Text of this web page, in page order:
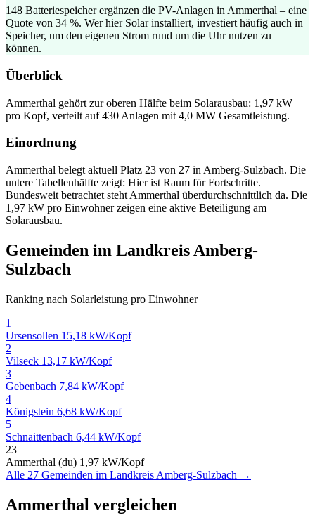
148 Batteriespeicher ergänzen die PV-Anlagen in Ammerthal – eine
Quote von 34 %. Wer hier Solar installiert, investiert häufig auch in
Speicher, um den eigenen Strom rund um die Uhr nutzen zu
können.
Überblick
Ammerthal gehört zur oberen Hälfte beim Solarausbau: 1,97 kW
pro Kopf, verteilt auf 430 Anlagen mit 4,0 MW Gesamtleistung.
Einordnung
Ammerthal belegt aktuell Platz 23 von 27 in Amberg-Sulzbach. Die
untere Tabellenhälfte zeigt: Hier ist Raum für Fortschritte.
Bundesweit betrachtet steht Ammerthal überdurchschnittlich da. Die
1,97 kW pro Einwohner zeigen eine aktive Beteiligung am
Solarausbau.
Gemeinden im Landkreis Amberg-
Sulzbach
Ranking nach Solarleistung pro Einwohner
1
Ursensollen 15,18 kW/Kopf
2
Vilseck 13,17 kW/Kopf
3
Gebenbach 7,84 kW/Kopf
4
Königstein 6,68 kW/Kopf
5
Schnaittenbach 6,44 kW/Kopf
23
Ammerthal (du) 1,97 kW/Kopf
Alle 27 Gemeinden im Landkreis Amberg-Sulzbach →
Ammerthal vergleichen